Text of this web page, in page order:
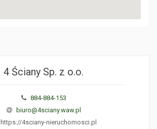
4 Ściany Sp. z o.o.
884-884-153
biuro@4sciany.waw.pl
https://4sciany-nieruchomosci.pl